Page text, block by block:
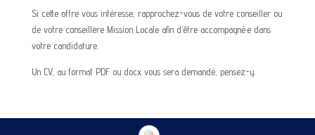
Si cette offre vous intéresse, rapprochez-vous de votre conseiller ou
de votre conseillère Mission Locale afin d’être accompagné·e dans
votre candidature.
Un CV, au format PDF ou docx vous sera demandé, pensez-y.